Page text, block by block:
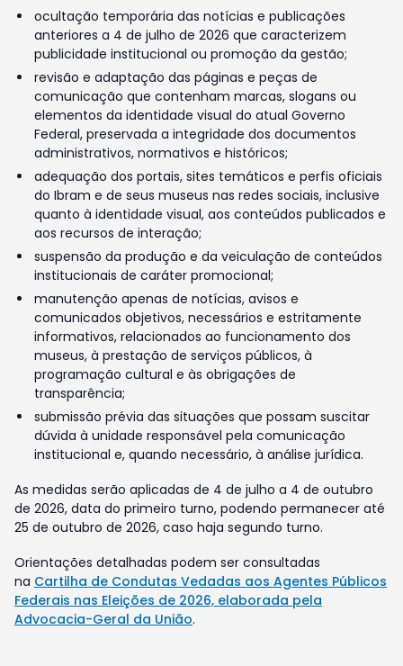
ocultação temporária das notícias e publicações
anteriores a 4 de julho de 2026 que caracterizem
publicidade institucional ou promoção da gestão;
revisão e adaptação das páginas e peças de
comunicação que contenham marcas, slogans ou
elementos da identidade visual do atual Governo
Federal, preservada a integridade dos documentos
administrativos, normativos e históricos;
adequação dos portais, sites temáticos e perfis oficiais
do Ibram e de seus museus nas redes sociais, inclusive
quanto à identidade visual, aos conteúdos publicados e
aos recursos de interação;
suspensão da produção e da veiculação de conteúdos
institucionais de caráter promocional;
manutenção apenas de notícias, avisos e
comunicados objetivos, necessários e estritamente
informativos, relacionados ao funcionamento dos
museus, à prestação de serviços públicos, à
programação cultural e às obrigações de
transparência;
submissão prévia das situações que possam suscitar
dúvida à unidade responsável pela comunicação
institucional e, quando necessário, à análise jurídica.
As medidas serão aplicadas de 4 de julho a 4 de outubro
de 2026, data do primeiro turno, podendo permanecer até
25 de outubro de 2026, caso haja segundo turno.
Orientações detalhadas podem ser consultadas
na Cartilha de Condutas Vedadas aos Agentes Públicos
Federais nas Eleições de 2026, elaborada pela
Advocacia-Geral da União.